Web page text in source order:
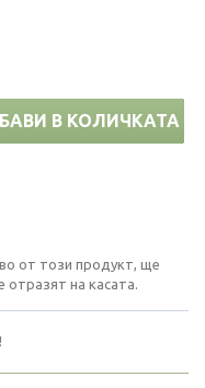
В КОЛИЧКАТА
от този продукт, ще
отразят на касата.